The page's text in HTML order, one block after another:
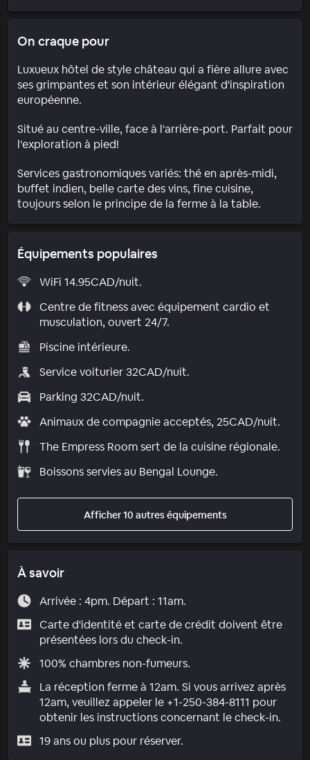
On craque pour
Luxueux hôtel de style château qui a fière allure avec
ses grimpantes et son intérieur élégant d'inspiration
européenne.
Situé au centre-ville, face à l'arrière-port. Parfait pour
l'exploration à pied!
Services gastronomiques variés: thé en après-midi,
buffet indien, belle carte des vins, fine cuisine,
toujours selon le principe de la ferme à la table.
Équipements populaires
WiFi 14.95CAD/nuit.
Centre de fitness avec équipement cardio et
musculation, ouvert 24/7.
Piscine intérieure.
Service voiturier 32CAD/nuit.
Parking 32CAD/nuit.
Animaux de compagnie acceptés, 25CAD/nuit.
The Empress Room sert de la cuisine régionale.
Boissons servies au Bengal Lounge.
Afficher 10 autres équipements
À savoir
Arrivée : 4pm. Départ : 11am.
Carte d'identité et carte de crédit doivent être
présentées lors du check-in.
100% chambres non-fumeurs.
La réception ferme à 12am. Si vous arrivez après
12am, veuillez appeler le +1-250-384-8111 pour
obtenir les instructions concernant le check-in.
19 ans ou plus pour réserver.